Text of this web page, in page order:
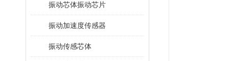
振动芯体振动芯片
振动加速度传感器
振动传感芯体